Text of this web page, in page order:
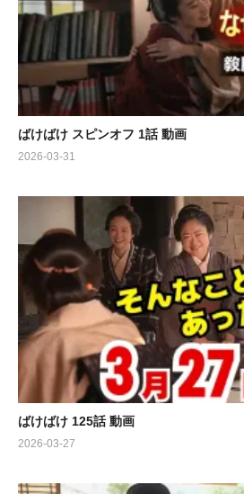
ばけばけ スピンオフ 1話 動画
2026-03-31
ばけばけ 125話 動画
2026-03-27